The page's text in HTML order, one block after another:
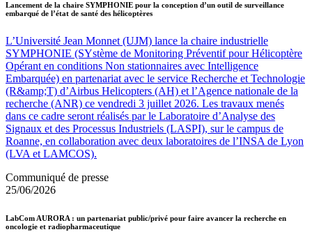
Lancement de la chaire SYMPHONIE pour la conception d’un outil de surveillance
embarqué de l’état de santé des hélicoptères
L’Université Jean Monnet (UJM) lance la chaire industrielle
SYMPHONIE (SYstème de Monitoring Préventif pour Hélicoptère
Opérant en conditions Non stationnaires avec Intelligence
Embarquée) en partenariat avec le service Recherche et Technologie
(R&amp;T) d’Airbus Helicopters (AH) et l’Agence nationale de la
recherche (ANR) ce vendredi 3 juillet 2026. Les travaux menés
dans ce cadre seront réalisés par le Laboratoire d’Analyse des
Signaux et des Processus Industriels (LASPI), sur le campus de
Roanne, en collaboration avec deux laboratoires de l’INSA de Lyon
(LVA et LAMCOS).
Communiqué de presse
25/06/2026
LabCom AURORA : un partenariat public/privé pour faire avancer la recherche en
oncologie et radiopharmaceutique